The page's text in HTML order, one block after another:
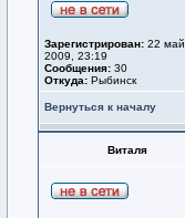
Зарегистрирован: 22 май
2009, 23:19
Сообщения: 30
Откуда: Рыбинск
Вернуться к началу
Виталя